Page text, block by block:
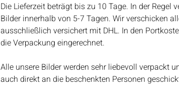
Die Lieferzeit beträgt bis zu 10 Tage. In der Regel
Bilder innerhalb von 5-7 Tagen. Wir verschicken
ausschließlich versichert mit DHL. In den
die Verpackung eingerechnet.
Alle unsere Bilder werden sehr liebevoll verpackt
auch direkt an die beschenkten Personen